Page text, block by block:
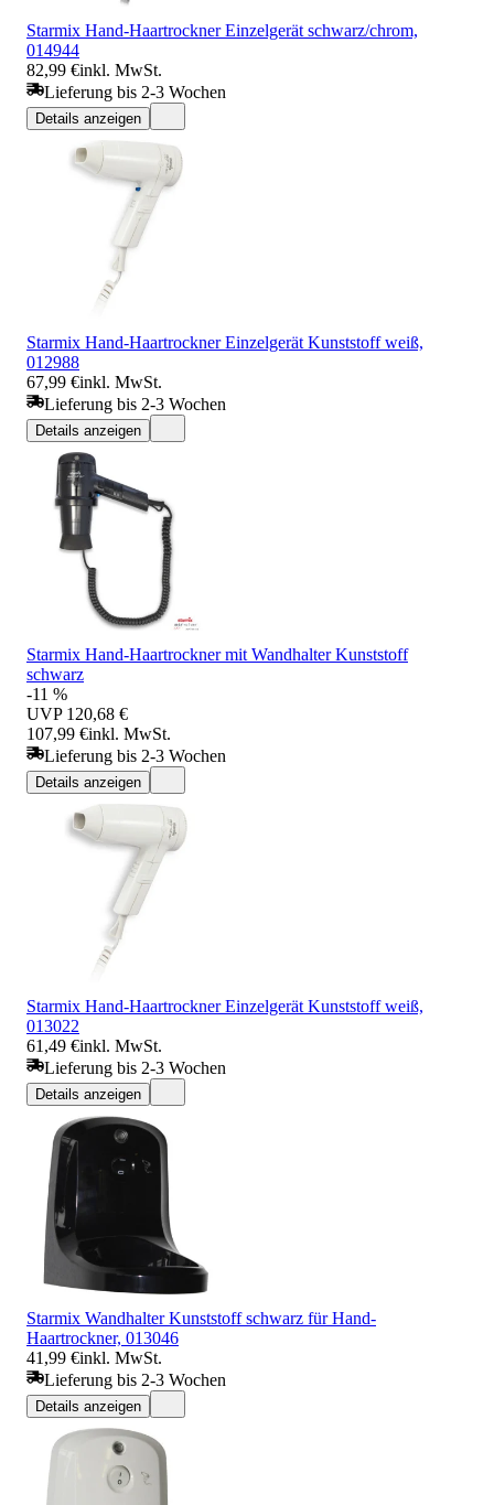
Starmix Hand-Haartrockner Einzelgerät schwarz/chrom,
014944
82,99 €inkl. MwSt.
Lieferung bis 2-3 Wochen
Details anzeigen
Starmix Hand-Haartrockner Einzelgerät Kunststoff weiß,
012988
67,99 €inkl. MwSt.
Lieferung bis 2-3 Wochen
Details anzeigen
Starmix Hand-Haartrockner mit Wandhalter Kunststoff
schwarz
-11 %
UVP 120,68 €
107,99 €inkl. MwSt.
Lieferung bis 2-3 Wochen
Details anzeigen
Starmix Hand-Haartrockner Einzelgerät Kunststoff weiß,
013022
61,49 €inkl. MwSt.
Lieferung bis 2-3 Wochen
Details anzeigen
Starmix Wandhalter Kunststoff schwarz für Hand-
Haartrockner, 013046
41,99 €inkl. MwSt.
Lieferung bis 2-3 Wochen
Details anzeigen